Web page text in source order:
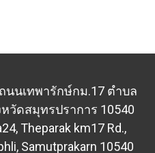
นนเทพารักษ์กม.17 ตำบล
วัดสมุทรปราการ 10540
Theparak km17 Rd.,
Samutprakarn 10540